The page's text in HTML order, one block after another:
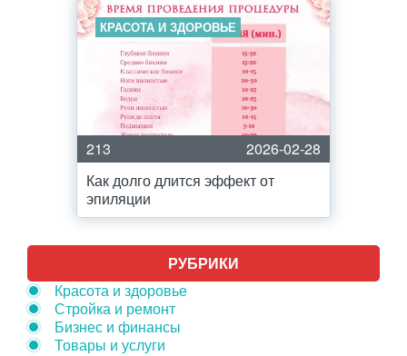
КРАСОТА И ЗДОРОВЬЕ
213
2026-02-28
Как долго длится эффект от
эпиляции
РУБРИКИ
Красота и здоровье
Стройка и ремонт
Бизнес и финансы
Товары и услуги